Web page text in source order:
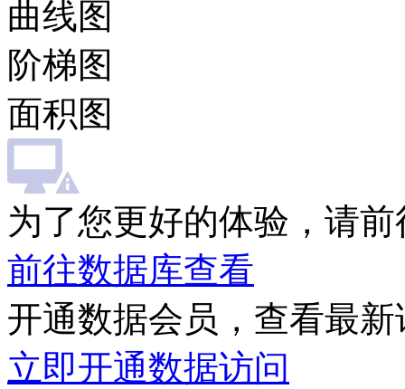
曲线图
阶梯图
面积图
为了您更好的体验，请
前往数据库查看
开通数据会员，查看最
立即开通数据访问